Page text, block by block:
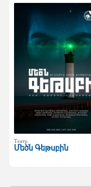
Театр
Մեծն Գեթսբին